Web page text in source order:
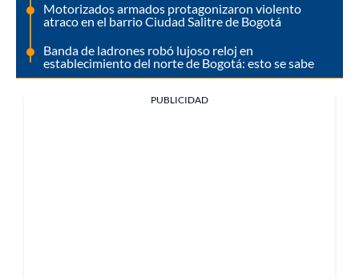
Motorizados armados protagonizaron violento
atraco en el barrio Ciudad Salitre de Bogotá
Banda de ladrones robó lujoso reloj en
establecimiento del norte de Bogotá: esto se sabe
PUBLICIDAD